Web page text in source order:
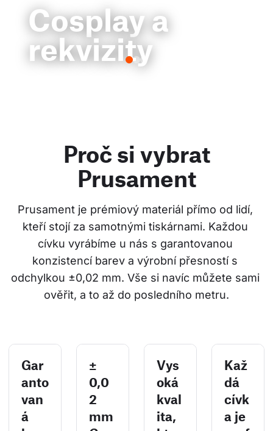
Cosplay a
rekvizity
Proč si vybrat
Prusament
Prusament je prémiový materiál přímo od lidí,
kteří stojí za samotnými tiskárnami. Každou
cívku vyrábíme u nás s garantovanou
konzistencí barev a výrobní přesností s
odchylkou ±0,02 mm. Vše si navíc můžete sami
ověřit, a to až do posledního metru.
Gar
anto
van
á
±
0,0
2
mm
Vys
oká
kval
ita,
Kaž
dá
cívk
a je